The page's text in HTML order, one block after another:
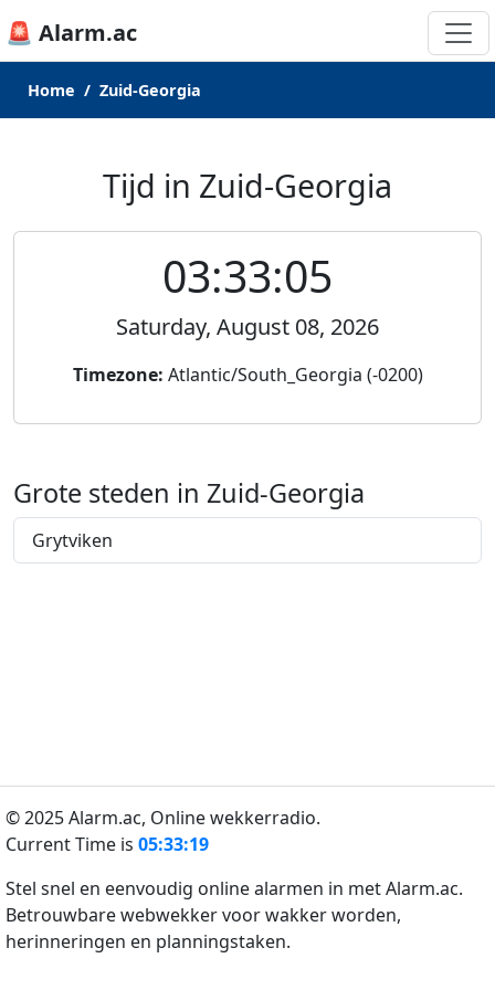
🚨 Alarm.ac
Home Zuid-Georgia
Tijd in Zuid-Georgia
03:33:05
Saturday, August 08, 2026
Timezone: Atlantic/South_Georgia (-0200)
Grote steden in Zuid-Georgia
Grytviken
© 2025 Alarm.ac, Online wekkerradio.
Current Time is 05:33:19
Stel snel en eenvoudig online alarmen in met Alarm.ac.
Betrouwbare webwekker voor wakker worden,
herinneringen en planningstaken.